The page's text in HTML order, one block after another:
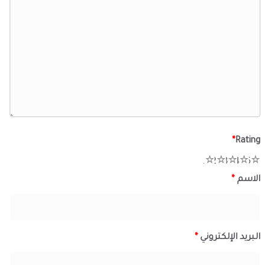
Rating
*
5
4
3
2
الاسم*
البريد الإلكتروني*